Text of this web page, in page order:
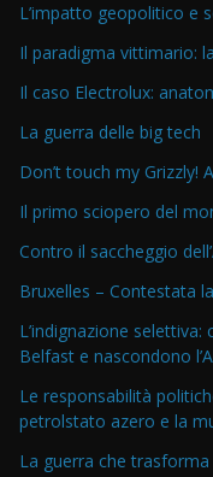
L’impatto geopolitico e
Il paradigma vittimario:
Il caso Electrolux:
La guerra delle big tech
Don’t touch my Grizzly!
Il primo sciopero del
Contro il saccheggio
Bruxelles – Contestata
L’indignazione
Belfast e nascondono
Le responsabilità
petrolstato azero e la
La guerra che